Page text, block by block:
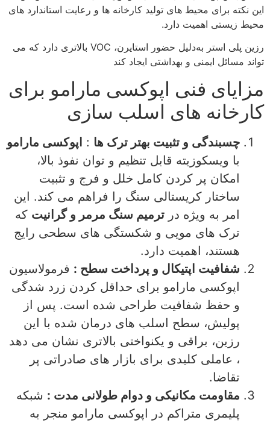
این نکته برای محیط‌ های تولید کارخانه‌ ها و رعایت استاندارد های
محیط‌ زیستی اهمیت دارد.
رزین پلی‌ استر به‌دلیل حضور استایرن، VOC بالاتری دارد که می‌
تواند مسائل ایمنی و بهداشتی ایجاد کند
مزایای فنی اپوکسی مارامو برای
کارخانه‌ های اسلب‌ سازی
چسبندگی و تثبیت بهتر ترک‌ ها : اپوکسی مارامو
با ویسکوزیته قابل تنظیم و توان نفوذ بالا،
امکان پر کردن کامل خلل‌ و فرج و تثبیت
ساختار کریستالی سنگ را فراهم می‌ کند. این
امر به‌ ویژه در ترمیم سنگ مرمر و گرانیت که
ترک‌ های مویی و شکستگی‌ های سطحی رایج‌
هستند، اهمیت دارد.
شفافیت اپتیکال و پرداخت سطح : فرمولاسیون
اپوکسی مارامو برای حداقل کردن زرد شدگی
و حفظ شفافیت طراحی شده است. پس از
پولیش، سطح اسلب‌ های درمان‌ شده با این
رزین، براقی و یکنواختی بالاتری نشان می‌ دهد
، عاملی کلیدی برای بازار های صادراتی پر
تقاضا.
مقاومت مکانیکی و دوام طولانی‌ مدت : شبکه
پلیمری متراکم در اپوکسی مارامو منجر به